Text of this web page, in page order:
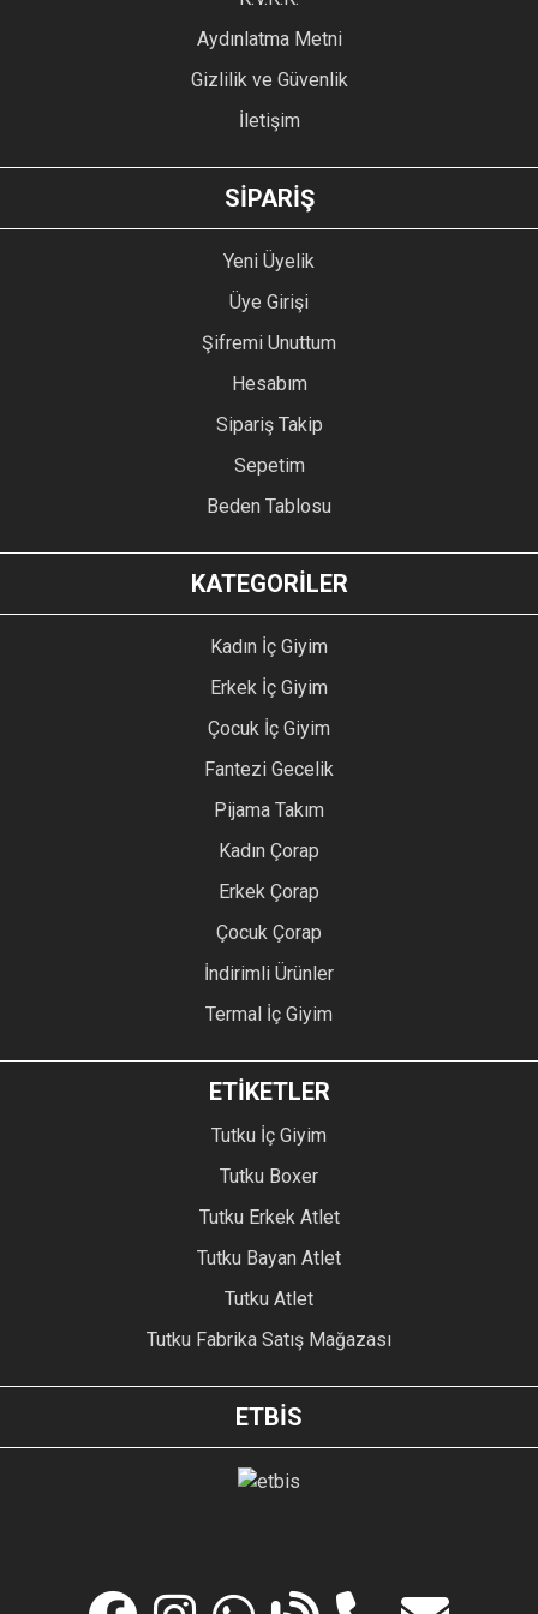
GÖNDER
Aydınlatma Metni
Gizlilik ve Güvenlik
İletişim
SİPARİŞ
Yeni Üyelik
Üye Girişi
Şifremi Unuttum
Hesabım
Sipariş Takip
Sepetim
Beden Tablosu
KATEGORİLER
Kadın İç Giyim
Erkek İç Giyim
Çocuk İç Giyim
Fantezi Gecelik
Pijama Takım
Kadın Çorap
Erkek Çorap
Çocuk Çorap
İndirimli Ürünler
Termal İç Giyim
ETİKETLER
Tutku İç Giyim
Tutku Boxer
Tutku Erkek Atlet
Tutku Bayan Atlet
Tutku Atlet
Tutku Fabrika Satış Mağazası
ETBİS